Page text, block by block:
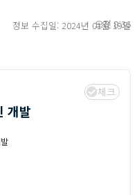
정보 수집일: 2024년 01월 19일
오전 8:36
체크
개발